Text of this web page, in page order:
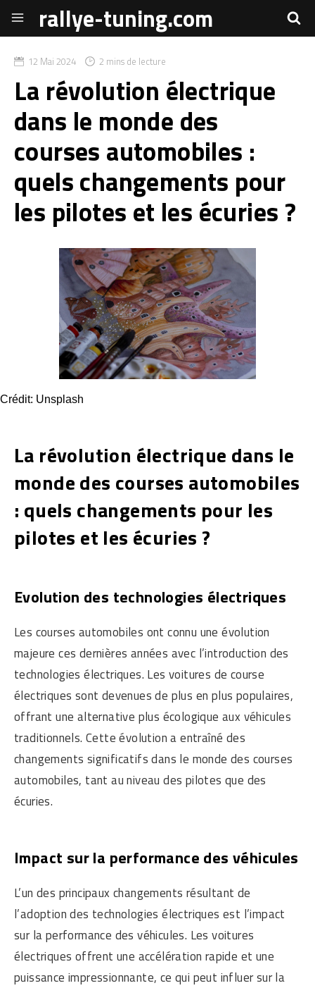
rallye-tuning.com
12 Mai 2024 2 mins de lecture
La révolution électrique
dans le monde des
courses automobiles :
quels changements pour
les pilotes et les écuries ?
Crédit: Unsplash
La révolution électrique dans le
monde des courses automobiles
: quels changements pour les
pilotes et les écuries ?
Evolution des technologies électriques
Les courses automobiles ont connu une évolution
majeure ces dernières années avec l’introduction des
technologies électriques. Les voitures de course
électriques sont devenues de plus en plus populaires,
offrant une alternative plus écologique aux véhicules
traditionnels. Cette évolution a entraîné des
changements significatifs dans le monde des courses
automobiles, tant au niveau des pilotes que des
écuries.
Impact sur la performance des véhicules
L’un des principaux changements résultant de
l’adoption des technologies électriques est l’impact
sur la performance des véhicules. Les voitures
électriques offrent une accélération rapide et une
puissance impressionnante, ce qui peut influer sur la